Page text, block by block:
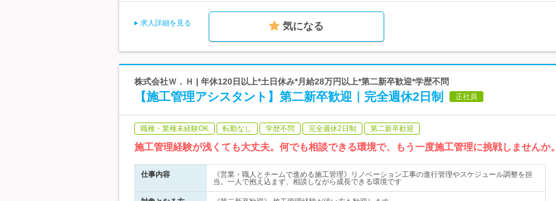
求人詳細を見る 気になる
株式会社Ｗ．Ｈ | 年休120日以上*土日休み*月給28万円以上*第二新卒歓迎*学歴不問
【施工管理アシスタント】第二新卒歓迎｜完全週休2日制 正社員
職種・業種未経験OK 転勤なし 学歴不問 完全週休2日制 第二新卒歓迎
施工管理経験が浅くても大丈夫。何でも相談できる環境で、もう一度施工管理に挑戦しませんか。
仕事内容
《営業・職人とチームで進める施工管理》リノベーション工事の進行管理やスケジュール調整を担
当。一人で抱え込まず、相談しながら成長できる環境です